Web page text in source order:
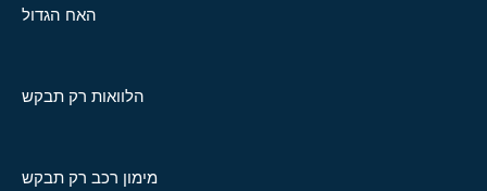
האח הגדול
הלוואות רק תבקש
מימון רכב רק תבקש